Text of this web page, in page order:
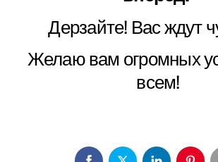
Дерзайте! Вас ждут
Желаю вам огромных
всем!